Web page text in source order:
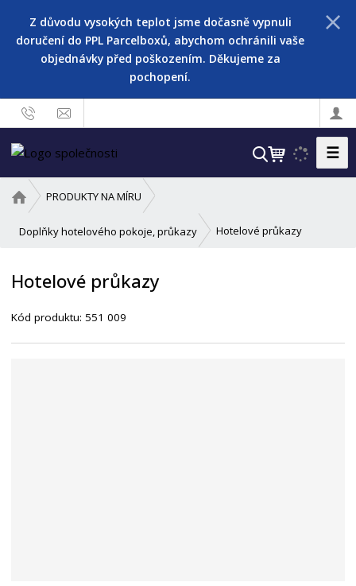
Z důvodu vysokých teplot jsme dočasně vypnuli
doručení do PPL Parcelboxů, abychom ochránili vaše
objednávky před poškozením. Děkujeme za
pochopení.
V
e
☰
v
o
í
t
PRODUKTY NA MÍRU
Doplňky hotelového pokoje, průkazy Hotelové průkazy
Hotelové průkazy
Kód produktu: 551 009